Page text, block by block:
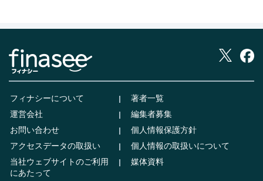
フィナシーについて
著者一覧
運営会社
編集者募集
お問い合わせ
個人情報保護方針
アクセスデータの取扱い
個人情報の取扱いについて
当社ウェブサイトのご利用
にあたって
媒体資料